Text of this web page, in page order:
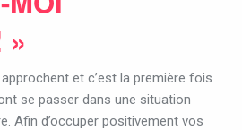
»
et c’est la première fois
se passer dans une situation
Afin d’occuper positivement vos